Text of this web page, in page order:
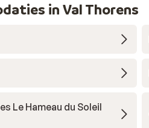
in Val Thorens
Le Hameau du Soleil